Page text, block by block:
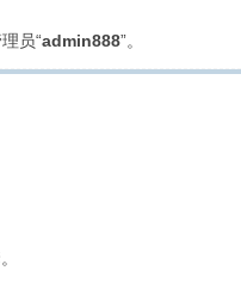
员“admin888”。